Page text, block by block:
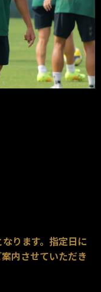
ります。指定日に
内させていただき